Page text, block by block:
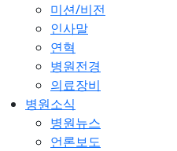
미션/비전
인사말
연혁
병원전경
의료장비
병원소식
병원뉴스
언론보도